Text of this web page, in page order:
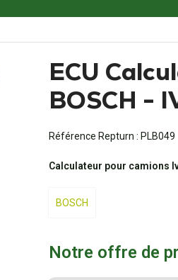
ECU
BOSCH -
Référence Repturn : PLB049
Calculateur pour camions
BOSCH
Notre offre de